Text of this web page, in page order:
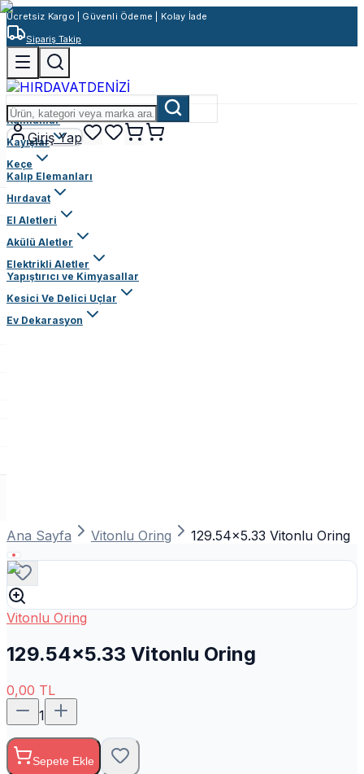
Ücretsiz Kargo | Güvenli Ödeme | Kolay İade
Sipariş Takip
Giriş Yap
Rulmanlar
Kayışlar
Keçe
Kalıp Elemanları
Hırdavat
El Aletleri
Akülü Aletler
Elektrikli Aletler
Yapıştırıcı ve Kimyasallar
Kesici Ve Delici Uçlar
Ev Dekarasyon
Ana Sayfa Vitonlu Oring 129.54x5.33 Vitonlu Oring
Vitonlu Oring
129.54x5.33 Vitonlu Oring
0,00 TL
1
Sepete Ekle